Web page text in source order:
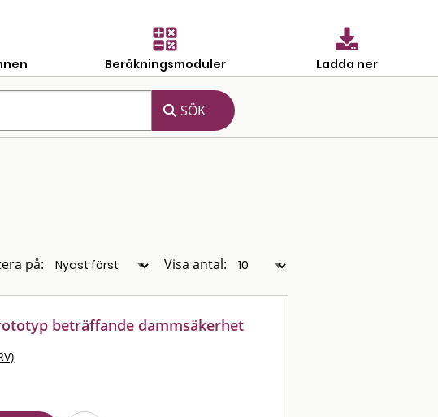
Beräkningsmoduler Ladda ner
på: Visa antal:
beträffande dammsäkerhet